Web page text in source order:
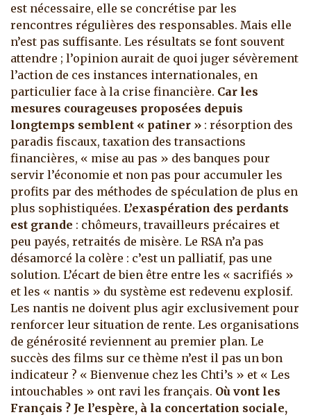
est nécessaire, elle se concrétise par les
rencontres régulières des responsables. Mais elle
n’est pas suffisante. Les résultats se font souvent
attendre ; l’opinion aurait de quoi juger sévèrement
l’action de ces instances internationales, en
particulier face à la crise financière. Car les
mesures courageuses proposées depuis
longtemps semblent « patiner » : résorption des
paradis fiscaux, taxation des transactions
financières, « mise au pas » des banques pour
servir l’économie et non pas pour accumuler les
profits par des méthodes de spéculation de plus en
plus sophistiquées. L’exaspération des perdants
est grande : chômeurs, travailleurs précaires et
peu payés, retraités de misère. Le RSA n’a pas
désamorcé la colère : c’est un palliatif, pas une
solution. L’écart de bien être entre les « sacrifiés »
et les « nantis » du système est redevenu explosif.
Les nantis ne doivent plus agir exclusivement pour
renforcer leur situation de rente. Les organisations
de générosité reviennent au premier plan. Le
succès des films sur ce thème n’est il pas un bon
indicateur ? « Bienvenue chez les Chti’s » et « Les
intouchables » ont ravi les français. Où vont les
Français ? Je l’espère, à la concertation sociale,